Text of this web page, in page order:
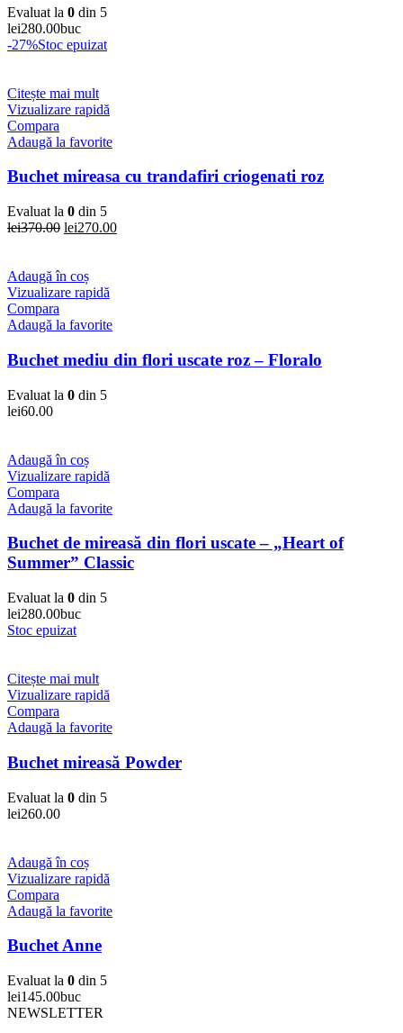
Evaluat la 0 din 5
lei280.00buc
-27%Stoc epuizat
Citește mai mult
Vizualizare rapidă
Compara
Adaugă la favorite
Buchet mireasa cu trandafiri criogenati roz
Evaluat la 0 din 5
lei370.00 Prețul
fost:
lei370.00.
lei270.00Prețul
Adaugă în coș
Vizualizare rapidă
Compara
Adaugă la favorite
Buchet mediu din flori uscate roz – Floralo
Evaluat la 0 din 5
lei60.00
Adaugă în coș
Vizualizare rapidă
Compara
Adaugă la favorite
Buchet de mireasă din flori uscate – „Heart of
Summer” Classic
Evaluat la 0 din 5
lei280.00buc
Stoc epuizat
Citește mai mult
Vizualizare rapidă
Compara
Adaugă la favorite
Buchet mireasă Powder
Evaluat la 0 din 5
lei260.00
Adaugă în coș
Vizualizare rapidă
Compara
Adaugă la favorite
Buchet Anne
Evaluat la 0 din 5
lei145.00buc
NEWSLETTER